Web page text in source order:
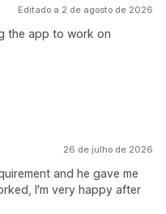
Editado a 2 de agosto de 2026
the app to work on
26 de julho de 2026
and he gave me
I'm very happy after